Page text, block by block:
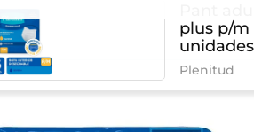
Ver todo Cuidado Personal
Cuidado del Cabello
plus p/m
Plenitud